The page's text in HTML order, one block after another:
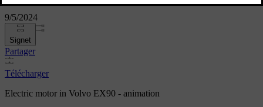
9/5/2024
Signet
Partager
Télécharger
Electric motor in Volvo EX90 - animation